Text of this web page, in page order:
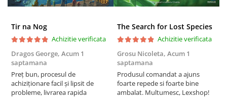
Puzzle 180 piese
Puzzle 12 piese
Educative
Puzzle 300 piese
Puzzle
Puzzle 70 piese
Tir na Nog
Achizitie verificata
Dragos George, Acum 1
saptamana
Preț bun, procesul de
achiziționare facil și lipsit de
probleme, livrarea rapida
The Search for Lost Species
Achizitie verificata
Grosu Nicoleta, Acum 1
saptamana
Produsul comandat a ajuns
foarte repede si foarte bine
ambalat. Multumesc, Lexshop!